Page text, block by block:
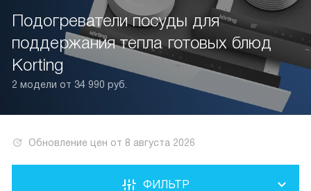
Подогреватели посуды для
поддержания тепла готовых блюд
Korting
2 модели от 34 990 руб.
Обновление цен от 8 августа 2026
ФИЛЬТР